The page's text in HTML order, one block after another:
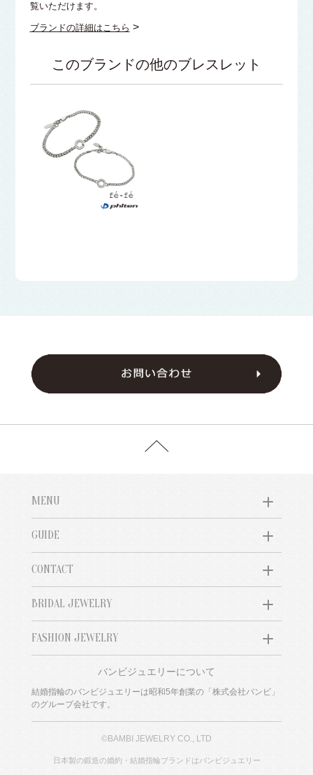
覧いただけます。
ブランドの詳細はこちら >
このブランドの他のブレスレット
MENU
GUIDE
CONTACT
BRIDAL JEWELRY
FASHION JEWELRY
バンビジュエリーについて
結婚指輪のバンビジュエリーは昭和5年創業の「株式会社バンビ」
のグループ会社です。
©BAMBI JEWELRY CO., LTD
日本製の鍛造の婚約・結婚指輪ブランドはバンビジュエリー